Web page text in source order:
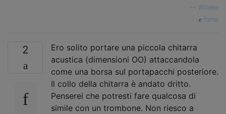
Willeke
fonte
2
Ero solito portare una piccola chitarra
acustica (dimensioni OO) attaccandola
come una borsa sul portapacchi posteriore.
Il collo della chitarra è andato dritto.
Penserei che potresti fare qualcosa di
simile con un trombone. Non riesco a